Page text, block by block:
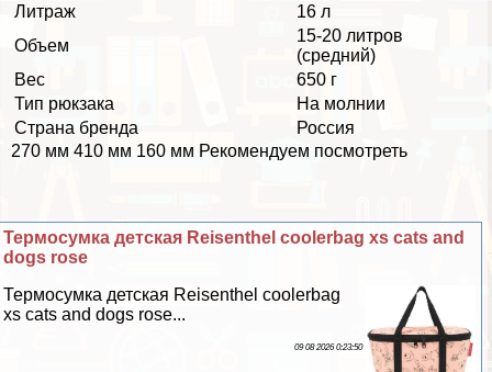
Литраж
16 л
Объем
15-20 литров
(средний)
Вес
650 г
Тип рюкзака
На молнии
Страна бренда
Россия
270 мм 410 мм 160 мм Рекомендуем посмотреть
Термосумка детская Reisenthel coolerbag xs cats and
dogs rose
Термосумка детская Reisenthel coolerbag
xs cats and dogs rose...
09 08 2026 0:23:50